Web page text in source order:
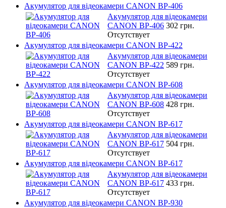
Акумулятор для відеокамери CANON BP-406
Акумулятор для відеокамери
CANON BP-406 302 грн.
Отсутствует
Акумулятор для відеокамери CANON BP-422
Акумулятор для відеокамери
CANON BP-422 589 грн.
Отсутствует
Акумулятор для відеокамери CANON BP-608
Акумулятор для відеокамери
CANON BP-608 428 грн.
Отсутствует
Акумулятор для відеокамери CANON BP-617
Акумулятор для відеокамери
CANON BP-617 504 грн.
Отсутствует
Акумулятор для відеокамери CANON BP-617
Акумулятор для відеокамери
CANON BP-617 433 грн.
Отсутствует
Акумулятор для відеокамери CANON BP-930